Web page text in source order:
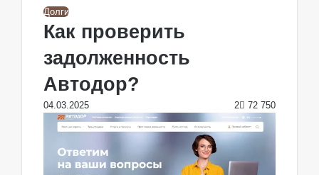
Долги
Как проверить
задолженность
Автодор?
04.03.2025 2 72 750